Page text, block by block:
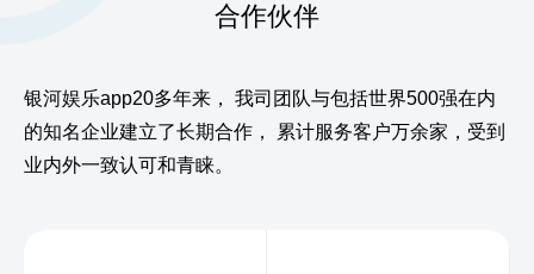
合作伙伴
银河娱乐app20多年来，
我司团队与包括世界500强在内
的知名企业建立了长期合作，
累计服务客户万余家，受到
业内外一致认可和青睐。